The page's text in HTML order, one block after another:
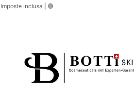
Imposte inclusa 🟢